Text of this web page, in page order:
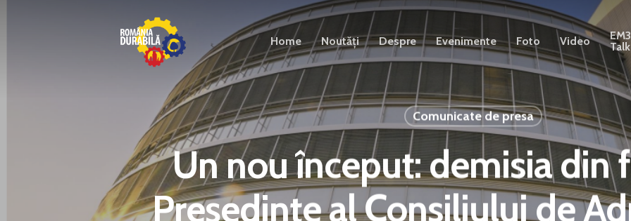
Home Noutăți Despre Evenimente Foto Video
Talk
Comunicate de presa
Un nou început: demisia din
Președinte al Consiliului de